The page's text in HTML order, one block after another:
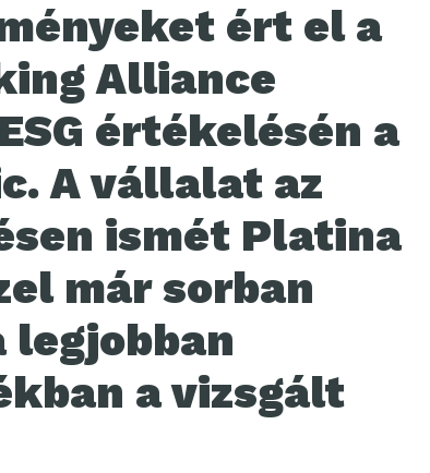
ért el a
Alliance
értékelésén a
A vállalat az
ismét Platina
már sorban
legjobban
a vizsgált